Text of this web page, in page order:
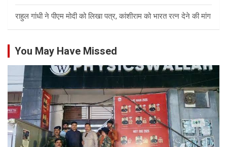
राहुल गांधी ने पीएम मोदी को लिखा पत्र, कांशीराम को भारत रत्न देने की मांग
You May Have Missed